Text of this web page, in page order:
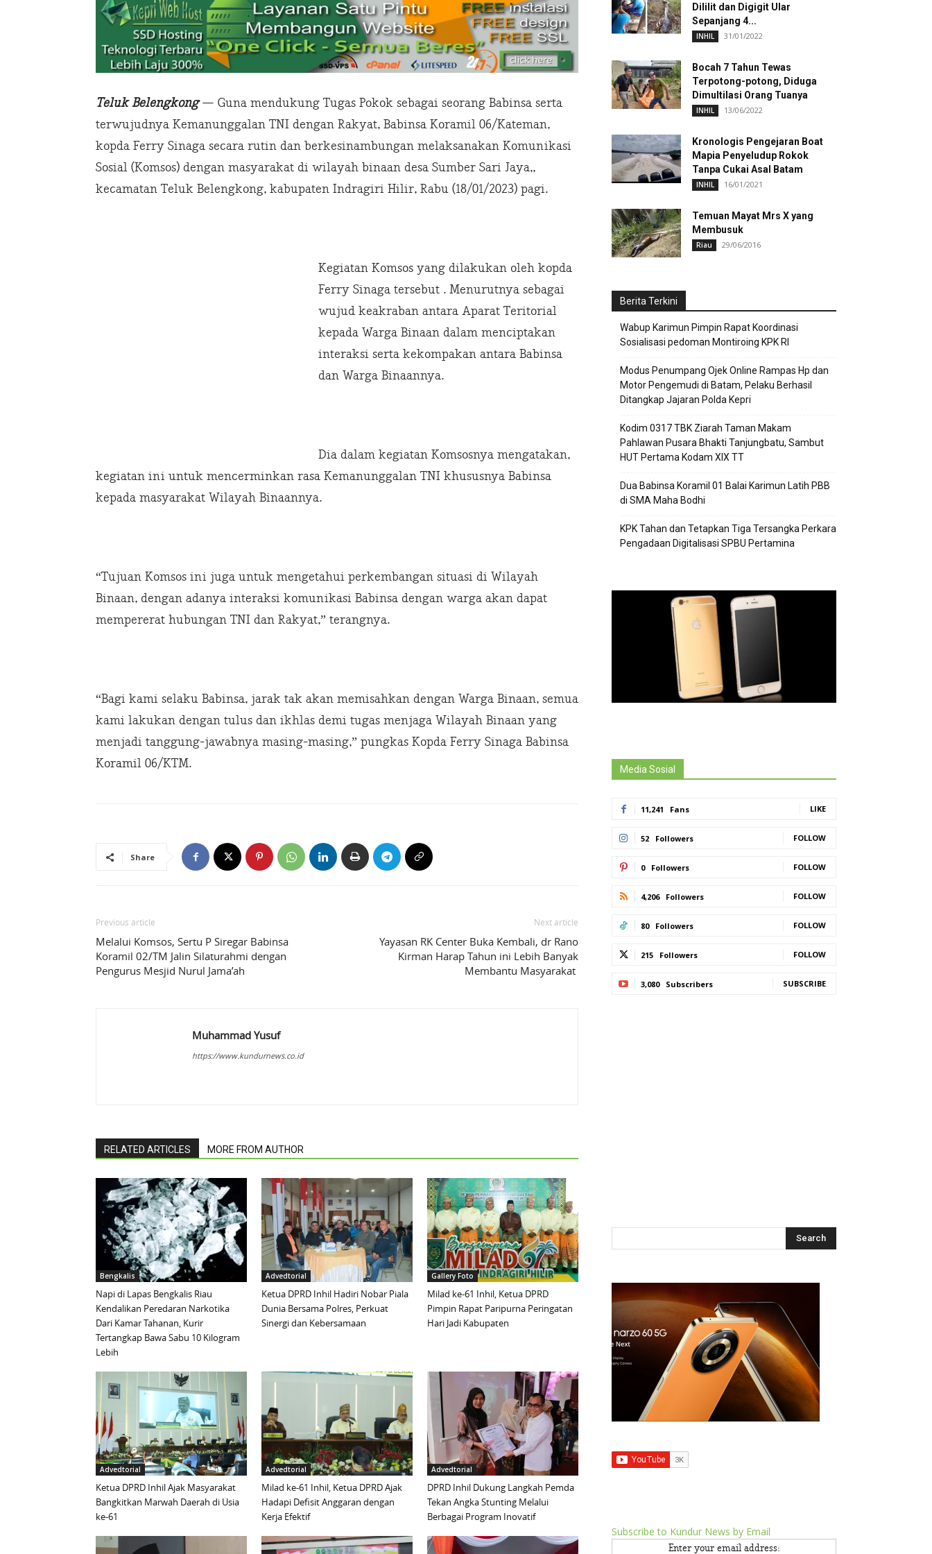
Teluk Belengkong— Guna mendukung Tugas Pokok sebagai seorang Babinsa serta
terwujudnya Kemanunggalan TNI dengan Rakyat, Babinsa Koramil 06/Kateman,
kopda Ferry Sinaga secara rutin dan berkesinambungan melaksanakan Komunikasi
Sosial (Komsos) dengan masyarakat di wilayah binaan desa Sumber Sari Jaya,,
kecamatan Teluk Belengkong, kabupaten Indragiri Hilir, Rabu (18/01/2023) pagi.
Kegiatan Komsos yang dilakukan oleh kopda
Ferry Sinaga tersebut . Menurutnya sebagai
wujud keakraban antara Aparat Teritorial
kepada Warga Binaan dalam menciptakan
interaksi serta kekompakan antara Babinsa
dan Warga Binaannya.
Dia dalam kegiatan Komsosnya mengatakan,
kegiatan ini untuk mencerminkan rasa Kemanunggalan TNI khususnya Babinsa
kepada masyarakat Wilayah Binaannya.
“Tujuan Komsos ini juga untuk mengetahui perkembangan situasi di Wilayah
Binaan, dengan adanya interaksi komunikasi Babinsa dengan warga akan dapat
mempererat hubungan TNI dan Rakyat,” terangnya.
“Bagi kami selaku Babinsa, jarak tak akan memisahkan dengan Warga Binaan, semua
kami lakukan dengan tulus dan ikhlas demi tugas menjaga Wilayah Binaan yang
menjadi tanggung-jawabnya masing-masing,” pungkas Kopda Ferry Sinaga Babinsa
Koramil 06/KTM.
Share
Previous article
Melalui Komsos, Sertu P Siregar Babinsa
Koramil 02/TM Jalin Silaturahmi dengan
Pengurus Mesjid Nurul Jama’ah
Next article
Yayasan RK Center Buka Kembali, dr Rano
Kirman Harap Tahun ini Lebih Banyak
Membantu Masyarakat
Muhammad Yusuf
https://www.kundurnews.co.id
RELATED ARTICLES MORE FROM AUTHOR
Bengkalis
Napi di Lapas Bengkalis Riau
Kendalikan Peredaran Narkotika
Dari Kamar Tahanan, Kurir
Tertangkap Bawa Sabu 10 Kilogram
Lebih
Advedtorial
Ketua DPRD Inhil Hadiri Nobar Piala
Dunia Bersama Polres, Perkuat
Sinergi dan Kebersamaan
Gallery Foto
Milad ke-61 Inhil, Ketua DPRD
Pimpin Rapat Paripurna Peringatan
Hari Jadi Kabupaten
Advedtorial
Ketua DPRD Inhil Ajak Masyarakat
Bangkitkan Marwah Daerah di Usia
ke-61
Advedtorial
Milad ke-61 Inhil, Ketua DPRD Ajak
Hadapi Defisit Anggaran dengan
Kerja Efektif
Advedtorial
DPRD Inhil Dukung Langkah Pemda
Tekan Angka Stunting Melalui
Berbagai Program Inovatif
Dililit dan Digigit Ular
Sepanjang 4...
INHIL 31/01/2022
Bocah 7 Tahun Tewas
Terpotong-potong, Diduga
Dimultilasi Orang Tuanya
INHIL 13/06/2022
Kronologis Pengejaran Boat
Mapia Penyeludup Rokok
Tanpa Cukai Asal Batam
INHIL 16/01/2021
Temuan Mayat Mrs X yang
Membusuk
Riau 29/06/2016
Berita Terkini
Wabup Karimun Pimpin Rapat Koordinasi
Sosialisasi pedoman Montiroing KPK RI
Modus Penumpang Ojek Online Rampas Hp dan
Motor Pengemudi di Batam, Pelaku Berhasil
Ditangkap Jajaran Polda Kepri
Kodim 0317 TBK Ziarah Taman Makam
Pahlawan Pusara Bhakti Tanjungbatu, Sambut
HUT Pertama Kodam XIX TT
Dua Babinsa Koramil 01 Balai Karimun Latih PBB
di SMA Maha Bodhi
KPK Tahan dan Tetapkan Tiga Tersangka Perkara
Pengadaan Digitalisasi SPBU Pertamina
Media Sosial
11,241 Fans LIKE
52 Followers FOLLOW
0 Followers FOLLOW
4,206 Followers FOLLOW
80 Followers FOLLOW
215 Followers FOLLOW
3,080 Subscribers SUBSCRIBE
Subscribe to Kundur News by Email
Enter your email address: